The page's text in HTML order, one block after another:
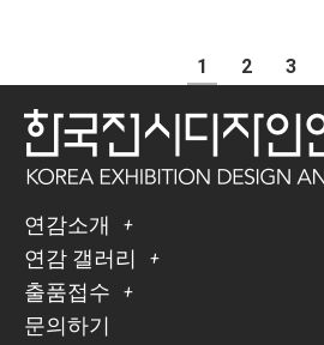
1 2 3
연감소개
연감 갤러리
출품접수
문의하기